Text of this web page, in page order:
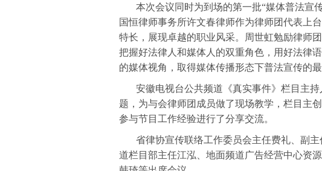
本次会议同时为到场的第一批“媒体普法宣
国恒律师事务所许文春律师作为律师团代表上
特长，展现卓越的职业风采。周世虹勉励律师
把握好法律人和媒体人的双重角色，用好法律
的媒体视角，取得媒体传播形态下普法宣传的最
安徽电视台公共频道《真实事件》栏目主
题，为与会律师团成员做了现场教学，栏目主
参与节目工作经验进行了分享交流。
省律协宣传联络工作委员会主任费礼、副
道栏目部主任江泓、地面频道广告经营中心资